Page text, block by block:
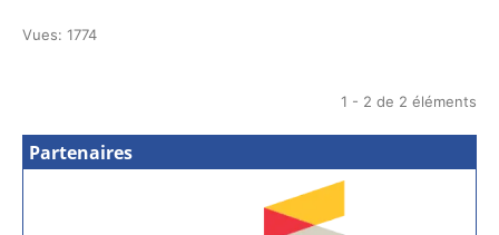
Vues: 1774
1 - 2 de 2 éléments
Partenaires